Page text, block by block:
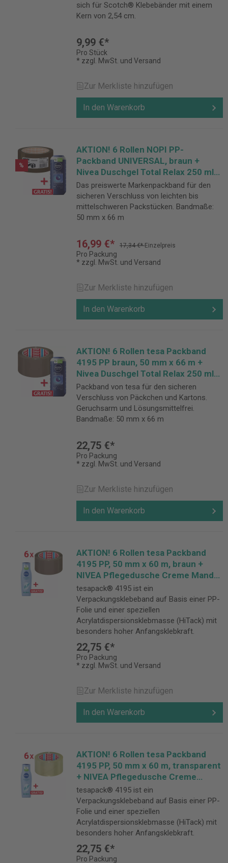
sich für Scotch® Klebebänder mit einem
Kern von 2,54 cm.
9,99 €*
Pro Stück
* zzgl. MwSt. und Versand
Zur Merkliste hinzufügen
In den Warenkorb
%
AKTION! 6 Rollen NOPI PP-
Packband UNIVERSAL, braun +
Nivea Duschgel Total Relax 250 ml
GRATIS
Das preiswerte Markenpackband für den
sicheren Verschluss von leichten bis
mittelschweren Packstücken. Bandmaße:
50 mm x 66 m
16,99 €* 17,34 €*Einzelpreis
Pro Packung
* zzgl. MwSt. und Versand
Zur Merkliste hinzufügen
In den Warenkorb
AKTION! 6 Rollen tesa Packband
4195 PP braun, 50 mm x 66 m +
Nivea Duschgel Total Relax 250 ml
GRATIS
Packband von tesa für den sicheren
Verschluss von Päckchen und Kartons.
Geruchsarm und Lösungsmittelfrei.
Bandmaße: 50 mm x 66 m
22,75 €*
Pro Packung
* zzgl. MwSt. und Versand
Zur Merkliste hinzufügen
In den Warenkorb
AKTION! 6 Rollen tesa Packband
4195 PP, 50 mm x 60 m, braun +
NIVEA Pflegedusche Creme Mandel
GRATIS
tesapack® 4195 ist ein
Verpackungsklebeband auf Basis einer PP-
Folie und einer speziellen
Acrylatdispersionsklebmasse (HiTack) mit
besonders hoher Anfangsklebkraft.
22,75 €*
Pro Packung
* zzgl. MwSt. und Versand
Zur Merkliste hinzufügen
In den Warenkorb
AKTION! 6 Rollen tesa Packband
4195 PP, 50 mm x 60 m, transparent
+ NIVEA Pflegedusche Creme
Mandel GRATIS
tesapack® 4195 ist ein
Verpackungsklebeband auf Basis einer PP-
Folie und einer speziellen
Acrylatdispersionsklebmasse (HiTack) mit
besonders hoher Anfangsklebkraft.
22,75 €*
Pro Packung